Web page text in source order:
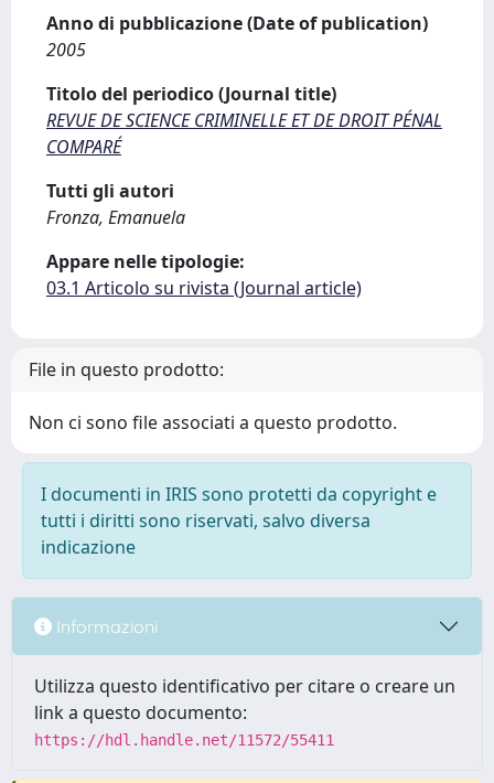
Anno di pubblicazione (Date of publication)
2005
Titolo del periodico (Journal title)
REVUE DE SCIENCE CRIMINELLE ET DE DROIT PÉNAL
COMPARÉ
Tutti gli autori
Fronza, Emanuela
Appare nelle tipologie:
03.1 Articolo su rivista (Journal article)
File in questo prodotto:
Non ci sono file associati a questo prodotto.
I documenti in IRIS sono protetti da copyright e
tutti i diritti sono riservati, salvo diversa
indicazione
Informazioni
Utilizza questo identificativo per citare o creare un
link a questo documento:
https://hdl.handle.net/11572/55411